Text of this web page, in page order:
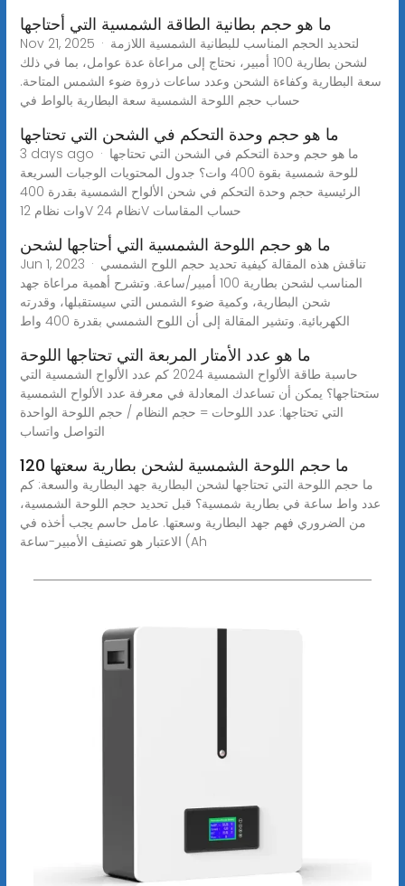
ما هو حجم بطانية الطاقة الشمسية التي أحتاجها
Nov 21, 2025 · لتحديد الحجم المناسب للبطانية الشمسية اللازمة
لشحن بطارية 100 أمبير، نحتاج إلى مراعاة عدة عوامل، بما في ذلك
سعة البطارية وكفاءة الشحن وعدد ساعات ذروة ضوء الشمس المتاحة.
حساب حجم اللوحة الشمسية سعة البطارية بالواط في
ما هو حجم وحدة التحكم في الشحن التي تحتاجها
3 days ago · ما هو حجم وحدة التحكم في الشحن التي تحتاجها
للوحة شمسية بقوة 400 وات؟ جدول المحتويات الوجبات السريعة
الرئيسية حجم وحدة التحكم في شحن الألواح الشمسية بقدرة 400
وات نظام 12V نظام 24V حساب المقاسات
ما هو حجم اللوحة الشمسية التي أحتاجها لشحن
Jun 1, 2023 · تناقش هذه المقالة كيفية تحديد حجم اللوح الشمسي
المناسب لشحن بطارية 100 أمبير/ساعة. وتشرح أهمية مراعاة جهد
شحن البطارية، وكمية ضوء الشمس التي سيستقبلها، وقدرته
الكهربائية. وتشير المقالة إلى أن اللوح الشمسي بقدرة 400 واط
ما هو عدد الأمتار المربعة التي تحتاجها اللوحة
حاسبة طاقة الألواح الشمسية 2024 كم عدد الألواح الشمسية التي
ستحتاجها؟ يمكن أن تساعدك المعادلة في معرفة عدد الألواح الشمسية
التي تحتاجها: عدد اللوحات = حجم النظام / حجم اللوحة الواحدة
التواصل واتساب
ما حجم اللوحة الشمسية لشحن بطارية سعتها 120
ما حجم اللوحة التي تحتاجها لشحن البطارية جهد البطارية والسعة: كم
عدد واط ساعة في بطارية شمسية؟ قبل تحديد حجم اللوحة الشمسية،
من الضروري فهم جهد البطارية وسعتها. عامل حاسم يجب أخذه في
الاعتبار هو تصنيف الأمبير-ساعة (Ah